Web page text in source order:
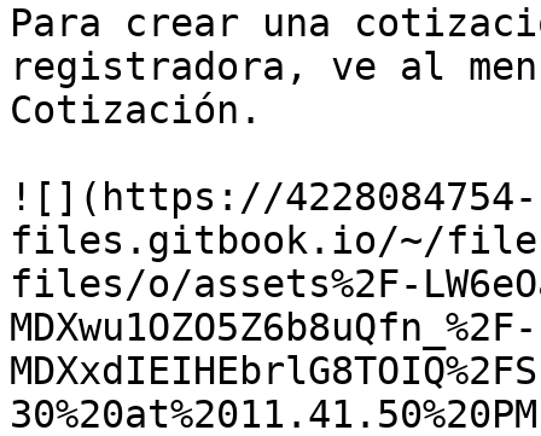
Para crear una
registradora, ve al
Cotización.
![](https://4228084754-
files.gitbook.io/~/
files/o/assets%2F-
MDXwu1OZO5Z6b8uQfn_%2F-